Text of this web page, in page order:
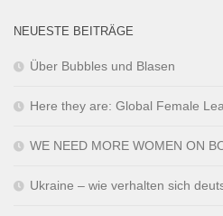
NEUESTE BEITRÄGE
Über Bubbles und Blasen
Here they are: Global Female
WE NEED MORE WOMEN ON
Ukraine – wie verhalten sich